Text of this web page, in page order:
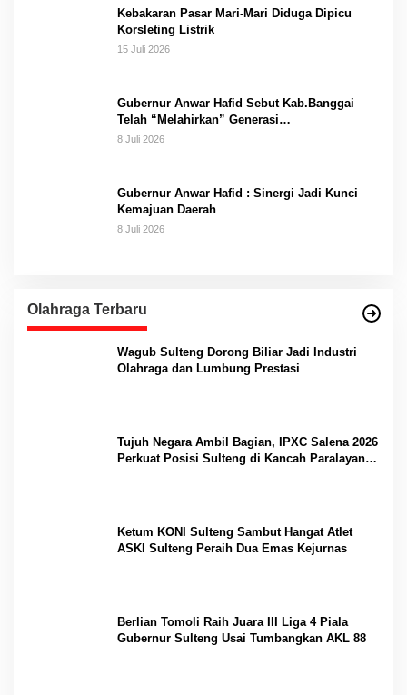
Kebakaran Pasar Mari-Mari Diduga Dipicu
Korsleting Listrik
15 Juli 2026
Gubernur Anwar Hafid Sebut Kab.Banggai
Telah “Melahirkan” Generasi…
8 Juli 2026
Gubernur Anwar Hafid : Sinergi Jadi Kunci
Kemajuan Daerah
8 Juli 2026
Olahraga Terbaru
Wagub Sulteng Dorong Biliar Jadi Industri
Olahraga dan Lumbung Prestasi
Tujuh Negara Ambil Bagian, IPXC Salena 2026
Perkuat Posisi Sulteng di Kancah Paralayang
Ketum KONI Sulteng Sambut Hangat Atlet
ASKI Sulteng Peraih Dua Emas Kejurnas
Berlian Tomoli Raih Juara III Liga 4 Piala
Gubernur Sulteng Usai Tumbangkan AKL 88